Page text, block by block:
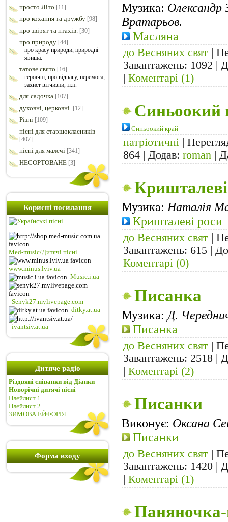
просто Літо [11]
про кохання та дружбу [98]
про звірят та птахів. [30]
про природу [44]
про красу природи, природні
явища.
татове свято [16]
героїчні, про відвагу, перемога,
захист вітчизни, іт.п.
для садочка [107]
духовні, церковні. [12]
Різні [109]
пісні для старшокласників
[407]
пісні для малечі [341]
НЕСОРТОВАНЕ [3]
Корисні посилання
Med-music/Дитячі пісні
www.minus.lviv.ua
Music.i.ua
Senyk27.mylivepage.com
ditky.at.ua
ivantsiv.at.ua
Дитяче радіо
Різдвяні співанки від Діанки
Новорічні дитячі пісні
Плейлист 1
Плейлист 2
ЗИМОВА ЕЙФОРІЯ
Форма входу
Музика: Олександр
Вратарьов.
Масляна
до Весняних свят |
Завантажень: 1092 |
| Коментарі (1)
Синьоокий
Синьоокий край
патріотичні |
864 | Додав: roman |
Музика: Наталія
Кришталеві роси
до Весняних свят |
Завантажень: 615 |
Коментарі (0)
Писанка
Музика: Д.
Писанка
до Весняних свят |
Завантажень: 2518 |
| Коментарі (2)
Писанки
Виконує: Оксана
Писанки
до Весняних свят |
Завантажень: 1420 |
| Коментарі (1)